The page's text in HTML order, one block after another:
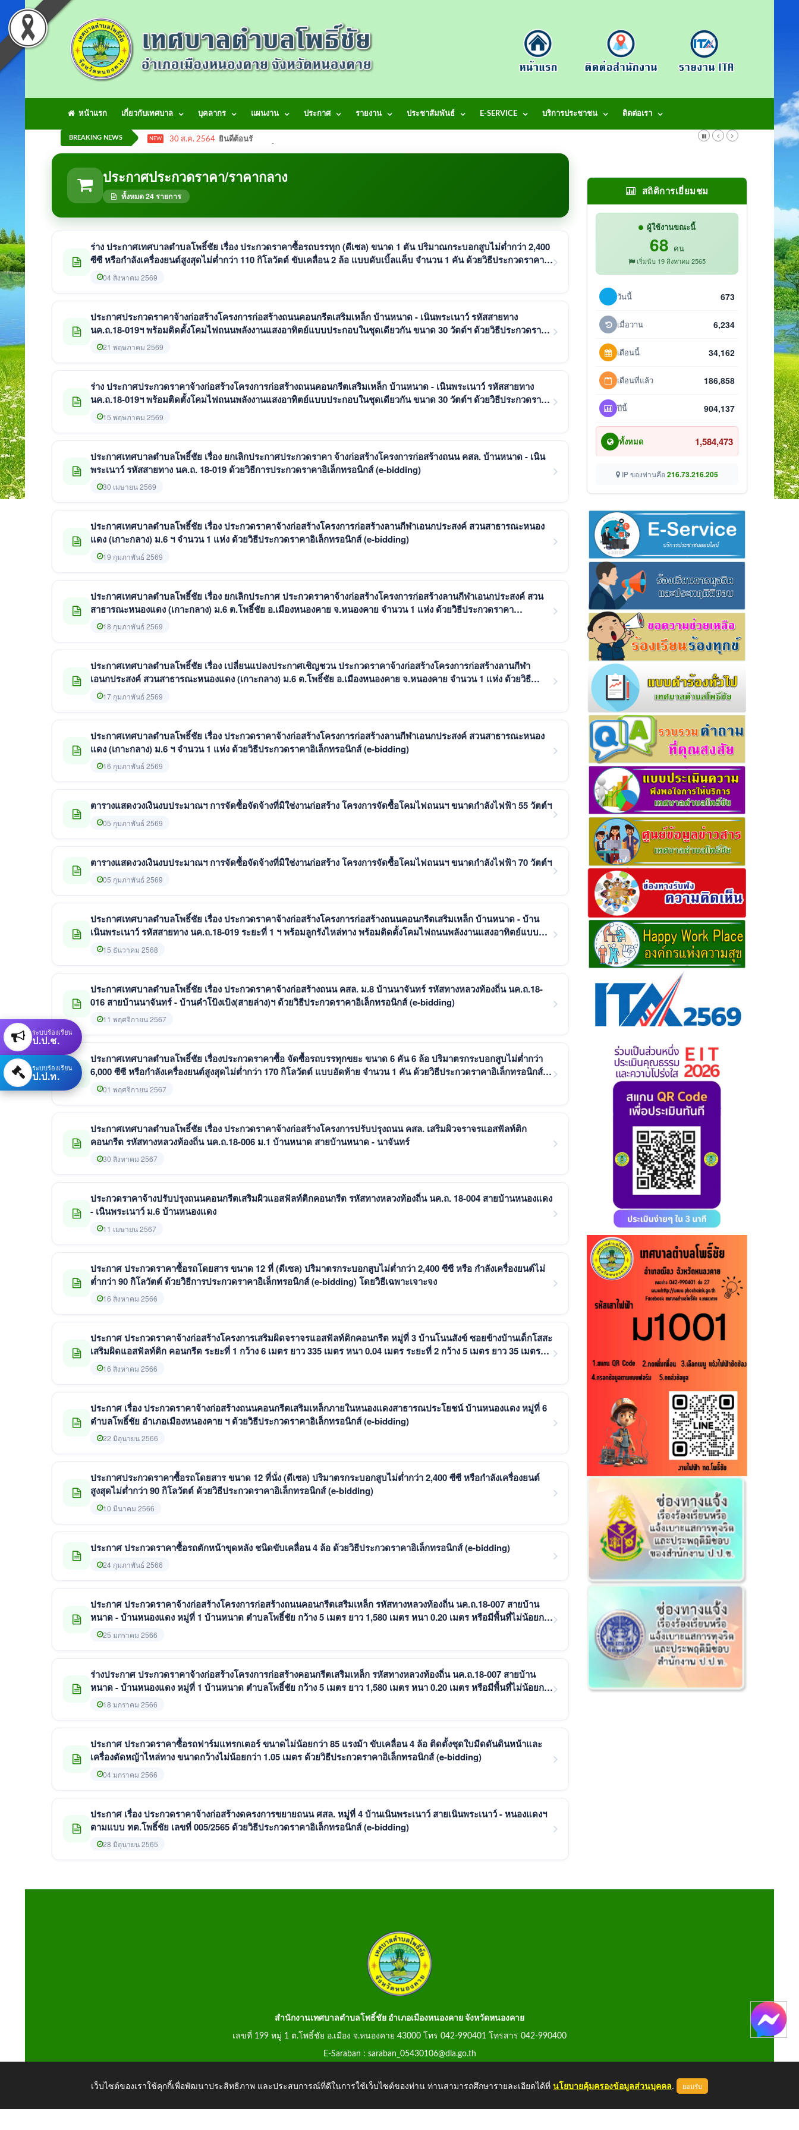
หน้าแรก เกี่ยวกับเทศบาล บุคลากร แผนงาน ประกาศ รายงาน ประชาสัมพันธ์ E-SERVICE บริการประชาชน ติดต่อเรา
BREAKING NEWS NEW 30 ส.ค. 2564 ยินดีต้อนรับเข้าสู่เว็บไซต์ เทศบาลตำบลโพธิ์ชัย
ประกาศประกวดราคา/ราคากลาง
ทั้งหมด 24 รายการ
ร่าง ประกาศเทศบาลตำบลโพธิ์ชัย เรื่อง ประกวดราคาซื้อรถบรรทุก (ดีเซล) ขนาด 1 ตัน ปริมาณกระบอกสูบไม่ต่ำกว่า 2,400
ซีซี หรือกำลังเครื่องยนต์สูงสุดไม่ต่ำกว่า 110 กิโลวัตต์ ขับเคลื่อน 2 ล้อ แบบดับเบิ้ลแค็บ จำนวน 1 คัน ด้วยวิธีประกวดราคาอิ
เลกทรอนิกส์ (e-bidding)
04 สิงหาคม 2569
ประกาศประกวดราคาจ้างก่อสร้างโครงการก่อสร้างถนนคอนกรีตเสริมเหล็ก บ้านหนาด - เนินพระเนาว์ รหัสสายทาง
นค.ถ.18-019ฯ พร้อมติดตั้งโคมไฟถนนพลังงานแสงอาทิตย์แบบประกอบในชุดเดียวกัน ขนาด 30 วัตต์ฯ ด้วยวิธีประกวดราคา
อิเล็กทรอนิกส์ (e-bidding)
21 พฤษภาคม 2569
ร่าง ประกาศประกวดราคาจ้างก่อสร้างโครงการก่อสร้างถนนคอนกรีตเสริมเหล็ก บ้านหนาด - เนินพระเนาว์ รหัสสายทาง
นค.ถ.18-019ฯ พร้อมติดตั้งโคมไฟถนนพลังงานแสงอาทิตย์แบบประกอบในชุดเดียวกัน ขนาด 30 วัตต์ฯ ด้วยวิธีประกวดราคา
อิเล็กทรอนิกส์ (e-bidding)
15 พฤษภาคม 2569
ประกาศเทศบาลตำบลโพธิ์ชัย เรื่อง ยกเลิกประกาศประกวดราคา จ้างก่อสร้างโครงการก่อสร้างถนน คสล. บ้านหนาด - เนิน
พระเนาว์ รหัสสายทาง นค.ถ. 18-019 ด้วยวิธีการประกวดราคาอิเล็กทรอนิกส์ (e-bidding)
30 เมษายน 2569
ประกาศเทศบาลตำบลโพธิ์ชัย เรื่อง ประกวดราคาจ้างก่อสร้างโครงการก่อสร้างลานกีฬาเอนกประสงค์ สวนสาธารณะหนอง
แดง (เกาะกลาง) ม.6 ฯ จำนวน 1 แห่ง ด้วยวิธีประกวดราคาอิเล็กทรอนิกส์ (e-bidding)
19 กุมภาพันธ์ 2569
ประกาศเทศบาลตำบลโพธิ์ชัย เรื่อง ยกเลิกประกาศ ประกวดราคาจ้างก่อสร้างโครงการก่อสร้างลานกีฬาเอนกประสงค์ สวน
สาธารณะหนองแดง (เกาะกลาง) ม.6 ต.โพธิ์ชัย อ.เมืองหนองคาย จ.หนองคาย จำนวน 1 แห่ง ด้วยวิธีประกวดราคา
อิเล็กทรอนิกส์ (e-bidding)
18 กุมภาพันธ์ 2569
ประกาศเทศบาลตำบลโพธิ์ชัย เรื่อง เปลี่ยนแปลงประกาศเชิญชวน ประกวดราคาจ้างก่อสร้างโครงการก่อสร้างลานกีฬา
เอนกประสงค์ สวนสาธารณะหนองแดง (เกาะกลาง) ม.6 ต.โพธิ์ชัย อ.เมืองหนองคาย จ.หนองคาย จำนวน 1 แห่ง ด้วยวิธี
ประกวดราคาอิเล็กทรอนิกส์ (e-bidding)
17 กุมภาพันธ์ 2569
ประกาศเทศบาลตำบลโพธิ์ชัย เรื่อง ประกวดราคาจ้างก่อสร้างโครงการก่อสร้างลานกีฬาเอนกประสงค์ สวนสาธารณะหนอง
แดง (เกาะกลาง) ม.6 ฯ จำนวน 1 แห่ง ด้วยวิธีประกวดราคาอิเล็กทรอนิกส์ (e-bidding)
16 กุมภาพันธ์ 2569
ตารางแสดงวงเงินงบประมาณฯ การจัดซื้อจัดจ้างที่มิใช่งานก่อสร้าง โครงการจัดซื้อโคมไฟถนนฯ ขนาดกำลังไฟฟ้า 55 วัตต์ฯ
05 กุมภาพันธ์ 2569
ตารางแสดงวงเงินงบประมาณฯ การจัดซื้อจัดจ้างที่มิใช่งานก่อสร้าง โครงการจัดซื้อโคมไฟถนนฯ ขนาดกำลังไฟฟ้า 70 วัตต์ฯ
05 กุมภาพันธ์ 2569
ประกาศเทศบาลตำบลโพธิ์ชัย เรื่อง ประกวดราคาจ้างก่อสร้างโครงการก่อสร้างถนนคอนกรีตเสริมเหล็ก บ้านหนาด - บ้าน
เนินพระเนาว์ รหัสสายทาง นค.ถ.18-019 ระยะที่ 1 ฯ พร้อมลูกรังไหล่ทาง พร้อมติดตั้งโคมไฟถนนพลังงานแสงอาทิตย์แบบ
ประกอบในชุดเดียวกัน จำนวน 22 ชุดฯ ด้วยวิธีป
15 ธันวาคม 2568
ประกาศเทศบาลตำบลโพธิ์ชัย เรื่อง ประกวดราคาจ้างก่อสร้างถนน คสล. ม.8 บ้านนาจันทร์ รหัสทางหลวงท้องถิ่น นค.ถ.18-
016 สายบ้านนาจันทร์ - บ้านคำโป้งเป้ง(สายล่าง)ฯ ด้วยวิธีประกวดราคาอิเล็กทรอนิกส์ (e-bidding)
11 พฤศจิกายน 2567
ประกาศเทศบาลตำบลโพธิ์ชัย เรื่องประกวดราคาซื้อ จัดซื้อรถบรรทุกขยะ ขนาด 6 คัน 6 ล้อ ปริมาตรกระบอกสูบไม่ต่ำกว่า
6,000 ซีซี หรือกำลังเครื่องยนต์สูงสุดไม่ต่ำกว่า 170 กิโลวัตต์ แบบอัดท้าย จำนวน 1 คัน ด้วยวิธีประกวดราคาอิเล็กทรอนิกส์
(e-bidding)
01 พฤศจิกายน 2567
ประกาศเทศบาลตำบลโพธิ์ชัย เรื่อง ประกวดราคาจ้างก่อสร้างโครงการปรับปรุงถนน คสล. เสริมผิวจราจรแอสฟัลท์ติก
คอนกรีต รหัสทางหลวงท้องถิ่น นค.ถ.18-006 ม.1 บ้านหนาด สายบ้านหนาด - นาจันทร์
30 สิงหาคม 2567
ประกวดราคาจ้างปรับปรุงถนนคอนกรีตเสริมผิวแอสฟัลท์ติกคอนกรีต รหัสทางหลวงท้องถิ่น นค.ถ. 18-004 สายบ้านหนองแดง
- เนินพระเนาว์ ม.6 บ้านหนองแดง
11 เมษายน 2567
ประกาศ ประกวดราคาซื้อรถโดยสาร ขนาด 12 ที่ (ดีเซล) ปริมาตรกระบอกสูบไม่ต่ำกว่า 2,400 ซีซี หรือ กำลังเครื่องยนต์ไม่
ต่ำกว่า 90 กิโลวัตต์ ด้วยวิธีการประกวดราคาอิเล็กทรอนิกส์ (e-bidding) โดยวิธีเฉพาะเจาะจง
16 สิงหาคม 2566
ประกาศ ประกวดราคาจ้างก่อสร้างโครงการเสริมผิดจราจรแอสฟัลท์ติกคอนกรีต หมู่ที่ 3 บ้านโนนสังข์ ซอยข้างบ้านเด็กโสสะ
เสริมผิดแอสฟัลท์ติก คอนกรีต ระยะที่ 1 กว้าง 6 เมตร ยาว 335 เมตร หนา 0.04 เมตร ระยะที่ 2 กว้าง 5 เมตร ยาว 35 เมตร
หนา 0.04 รวมพื้นที่ไม่น้อยกว่า
16 สิงหาคม 2566
ประกาศ เรื่อง ประกวดราคาจ้างก่อสร้างถนนคอนกรีตเสริมเหล็กภายในหนองแดงสาธารณประโยชน์ บ้านหนองแดง หมู่ที่ 6
ตำบลโพธิ์ชัย อำเภอเมืองหนองคาย ฯ ด้วยวิธีประกวดราคาอิเล็กทรอนิกส์ (e-bidding)
22 มิถุนายน 2566
ประกาศประกวดราคาซื้อรถโดยสาร ขนาด 12 ที่นั่ง (ดีเซล) ปริมาตรกระบอกสูบไม่ต่ำกว่า 2,400 ซีซี หรือกำลังเครื่องยนต์
สูงสุดไม่ต่ำกว่า 90 กิโลวัตต์ ด้วยวิธีประกวดราคาอิเล็กทรอนิกส์ (e-bidding)
10 มีนาคม 2566
ประกาศ ประกวดราคาซื้อรถตักหน้าขุดหลัง ชนิดขับเคลื่อน 4 ล้อ ด้วยวิธีประกวดราคาอิเล็กทรอนิกส์ (e-bidding)
24 กุมภาพันธ์ 2566
ประกาศ ประกวดราคาจ้างก่อสร้างโครงการก่อสร้างถนนคอนกรีตเสริมเหล็ก รหัสทางหลวงท้องถิ่น นค.ถ.18-007 สายบ้าน
หนาด - บ้านหนองแดง หมู่ที่ 1 บ้านหนาด ตำบลโพธิ์ชัย กว้าง 5 เมตร ยาว 1,580 เมตร หนา 0.20 เมตร หรือมีพื้นที่ไม่น้อยกว่า
7,900 ตารางเมตร เทศบาลตำบลโพธิ์ชั
25 มกราคม 2566
ร่างประกาศ ประกวดราคาจ้างก่อสร้างโครงการก่อสร้างคอนกรีตเสริมเหล็ก รหัสทางหลวงท้องถิ่น นค.ถ.18-007 สายบ้าน
หนาด - บ้านหนองแดง หมู่ที่ 1 บ้านหนาด ตำบลโพธิ์ชัย กว้าง 5 เมตร ยาว 1,580 เมตร หนา 0.20 เมตร หรือมีพื้นที่ไม่น้อยกว่า
7,900 ตารางเมตร เทศบาลตำบลโพธิ์ช
18 มกราคม 2566
ประกาศ ประกวดราคาซื้อรถฟาร์มแทรกเตอร์ ขนาดไม่น้อยกว่า 85 แรงม้า ขับเคลื่อน 4 ล้อ ติดตั้งชุดใบมีดดันดินหน้าและ
เครื่องตัดหญ้าไหล่ทาง ขนาดกว้างไม่น้อยกว่า 1.05 เมตร ด้วยวิธีประกวดราคาอิเล็กทรอนิกส์ (e-bidding)
04 มกราคม 2566
ประกาศ เรื่อง ประกวดราคาจ้างก่อสร้างดครงการขยายถนน ศสล. หมู่ที่ 4 บ้านเนินพระเนาว์ สายเนินพระเนาว์ - หนองแดงฯ
ตามแบบ ทต.โพธิ์ชัย เลขที่ 005/2565 ด้วยวิธีประกวดราคาอิเล็กทรอนิกส์ (e-bidding)
28 มิถุนายน 2565
สถิติการเยี่ยมชม
ผู้ใช้งานขณะนี้
68 คน
เริ่มนับ 19 สิงหาคม 2565
วันนี้ 673
เมื่อวาน 6,234
เดือนนี้ 34,162
เดือนที่แล้ว 186,858
ปีนี้ 904,137
ทั้งหมด 1,584,473
IP ของท่านคือ 216.73.216.205
สำนักงานเทศบาลตำบลโพธิ์ชัย อำเภอเมืองหนองคาย จังหวัดหนองคาย
เลขที่ 199 หมู่ 1 ต.โพธิ์ชัย อ.เมือง จ.หนองคาย 43000 โทร 042-990401 โทรสาร 042-990400
E-Saraban : saraban_05430106@dla.go.th
Copyright © 2026 All Right Resive http://www.phochaink.go.th
ระบบร้องเรียน
ป.ป.ช.
ระบบร้องเรียน
ป.ป.ท.
เว็บไซต์ของเราใช้คุกกี้เพื่อพัฒนาประสิทธิภาพ และประสบการณ์ที่ดีในการใช้เว็บไซต์ของท่าน ท่านสามารถศึกษารายละเอียดได้ที่ นโยบายคุ้มครองข้อมูลส่วนบุคคล. ยอมรับ